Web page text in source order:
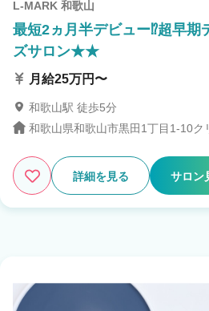
L-MARK 和歌山
最短2ヵ月半デビュー⁉超早期
ズサロン★★
月給25万円〜
和歌山駅 徒歩5分
和歌山県和歌山市黒田1丁目1-10ク
詳細を見る サロン